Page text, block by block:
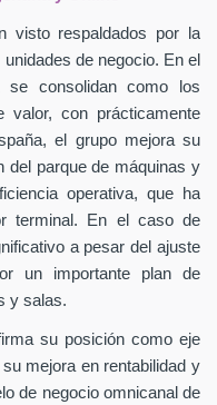
visto respaldados por la
de negocio. En el
se consolidan como los
valor, con prácticamente
el grupo mejora su
del parque de máquinas y
operativa, que ha
terminal. En el caso de
a pesar del ajuste
un importante plan de
y salas.
su posición como eje
mejora en rentabilidad y
de negocio omnicanal de